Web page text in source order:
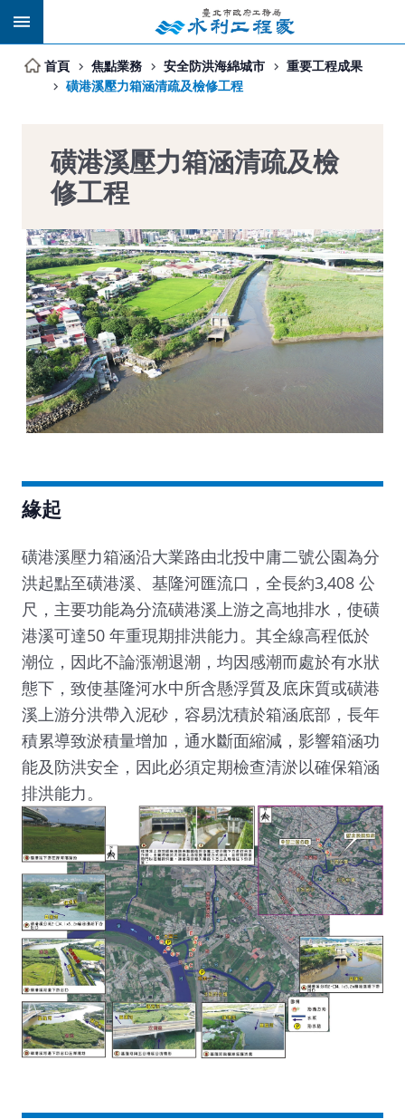
跳到主要內容區塊
首頁 焦點業務 安全防洪海綿城市
重要工程成果
磺港溪壓力箱涵清疏及檢修工程
磺港溪壓力箱涵清疏及檢
修工程
緣起
磺港溪壓力箱涵沿大業路由北投中庸二號公園為分
洪起點至磺港溪、基隆河匯流口，全長約3,408 公
尺，主要功能為分流磺港溪上游之高地排水，使磺
港溪可達50 年重現期排洪能力。其全線高程低於
潮位，因此不論漲潮退潮，均因感潮而處於有水狀
態下，致使基隆河水中所含懸浮質及底床質或磺港
溪上游分洪帶入泥砂，容易沈積於箱涵底部，長年
積累導致淤積量增加，通水斷面縮減，影響箱涵功
能及防洪安全，因此必須定期檢查清淤以確保箱涵
排洪能力。